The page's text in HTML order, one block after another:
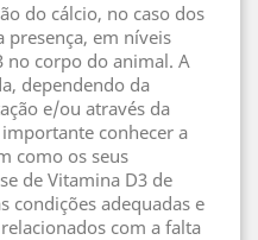
do cálcio, no caso dos
presença, em níveis
no corpo do animal. A
dependendo da
e/ou através da
conhecer a
como os seus
de Vitamina D3 de
condições adequadas e
com a falta